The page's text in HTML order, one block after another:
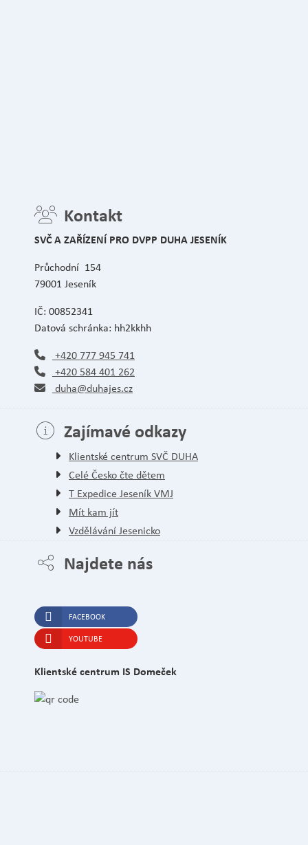
Kontakt
SVČ A ZAŘÍZENÍ PRO DVPP DUHA JESENÍK
Průchodní 154
79001 Jeseník
IČ: 00852341
Datová schránka: hh2kkhh
+420 777 945 741
+420 584 401 262
duha@duhajes.cz
Zajímavé odkazy
Klientské centrum SVČ DUHA
Celé Česko čte dětem
T Expedice Jeseník VMJ
Mít kam jít
Vzdělávání Jesenicko
Najdete nás
FACEBOOK
YOUTUBE
Klientské centrum IS Domeček